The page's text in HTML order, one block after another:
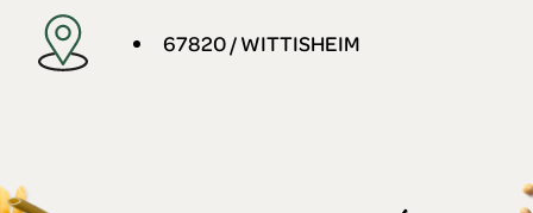
67820 / WITTISHEIM